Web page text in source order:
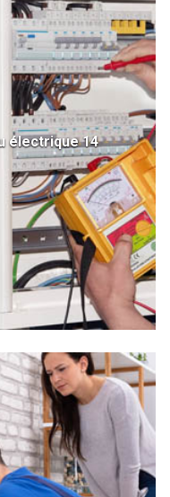
électrique 14